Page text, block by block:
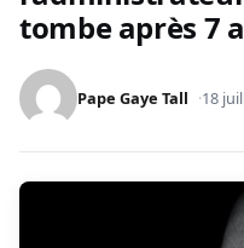
tombe après 7
Pape Gaye Tall 18